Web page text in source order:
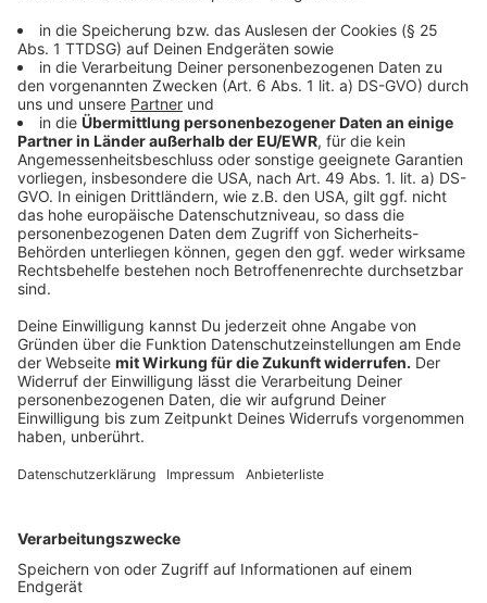
Was bei euren Fragen auch ziemlich deutlich geworden
ist: pauschale Tipps für jeden zu verteilen, sind nahezu
ein Ding der Unmöglichkeit. Denn jedes Haus ist anders
und damit auch die jeweiligen Voraussetzungen. Man
sollte sich in so einem Fall unbedingt ausgiebig
beraten lassen. Energieberater Bernd Kohl erklärt,
dass dabei ein Haus komplett unter die Lupe
genommen wird. "Es geht los mit dem Kellergeschoss,
Außenwände und das Dachgeschoss. Wie ist das
Verhalten der Bewohner? Wie ist die Anlagentechnik
eingestellt. Man sieht, dass das eine ganzheitliche
Beratung ist."
Eine solche Beratung erhält man beispielsweise bei
freien Energieberatern oder der Verbraucherzentrale.
Diese wird übrigens gefördert.
Entscheidung der Bundesregierung hat einige kalt
abschließend: "Das größte Problem ist, dass ein
juristischer Laie das Gebäudeenergiegesetz überhaupt
nicht versteht."